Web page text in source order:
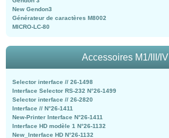
New Gendon3
Générateur de caractères M8002
MICRO-LC-80
Accessoires M1/III/IV
Selector interface // 26-1498
Interface Selector RS-232 N°26-1499
Selector interface // 26-2820
Interface // N°26-1411
New-Printer Interface N°26-1411
Interface HD modèle 1 N°26-1132
New_Interface HD N°26-1132